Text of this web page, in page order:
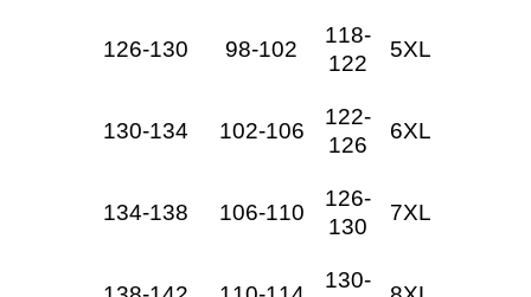
5XL
118-
122
98-102
126-130
6XL
122-
126
102-106
130-134
7XL
126-
130
106-110
134-138
130-